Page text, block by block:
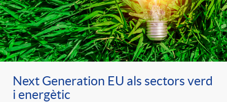
Next Generation EU als sectors verd
i energètic